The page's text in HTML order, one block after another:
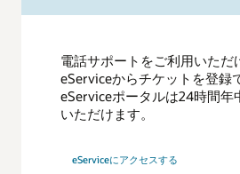
電話サポートをご利用いただ
eServiceからチケットを登録
eServiceポータルは24時間年
いただけます。
eServiceにアクセスする